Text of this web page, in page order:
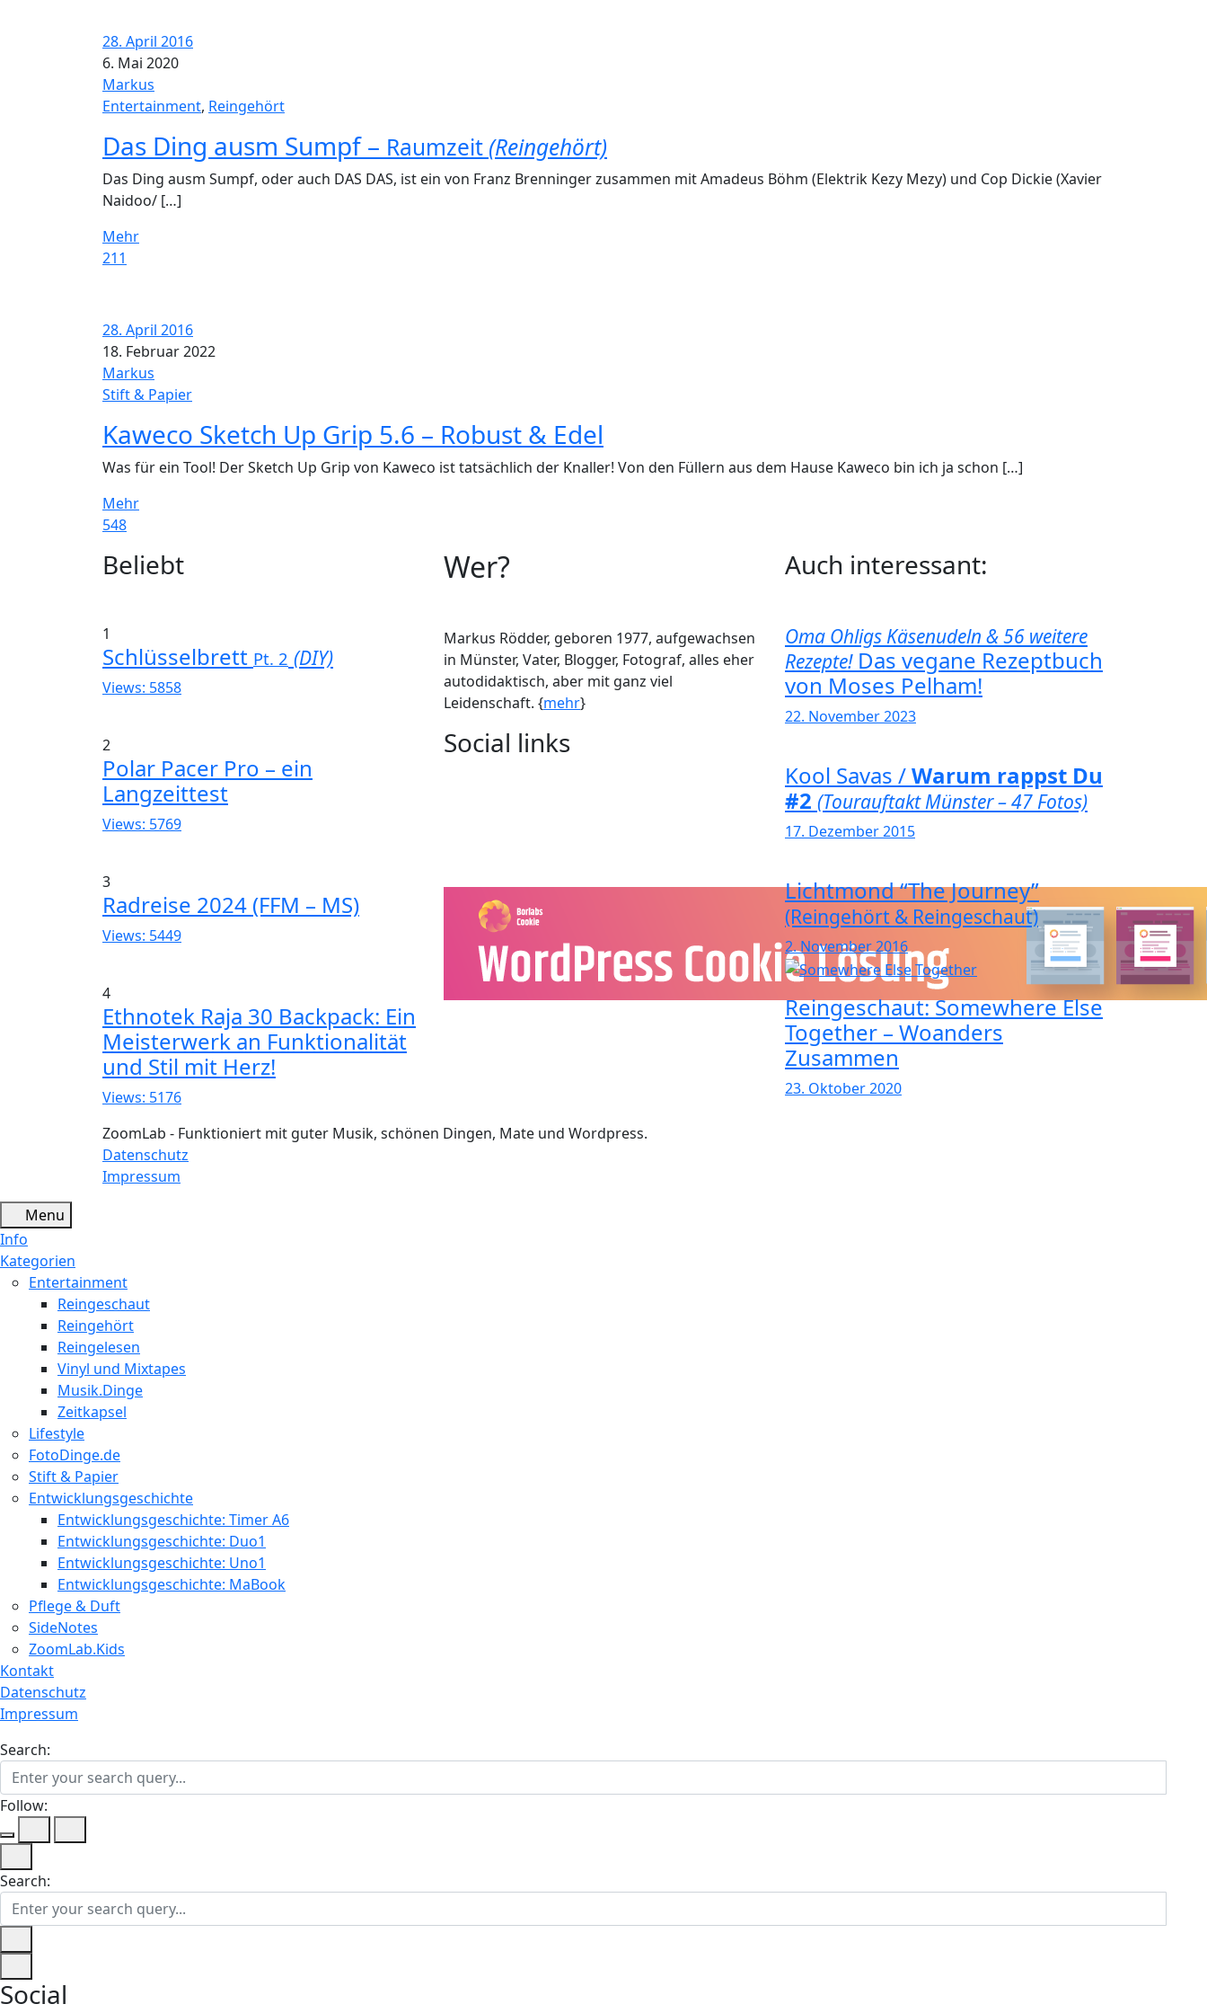
28. April 2016
6. Mai 2020
Markus
Entertainment, Reingehört
Das Ding ausm Sumpf – Raumzeit (Reingehört)
Das Ding ausm Sumpf, oder auch DAS DAS, ist ein von Franz Brenninger zusammen mit Amadeus Böhm (Elektrik Kezy Mezy) und Cop Dickie (Xavier
Naidoo/ […]
Mehr
211
28. April 2016
18. Februar 2022
Markus
Stift & Papier
Kaweco Sketch Up Grip 5.6 – Robust & Edel
Was für ein Tool! Der Sketch Up Grip von Kaweco ist tatsächlich der Knaller! Von den Füllern aus dem Hause Kaweco bin ich ja schon […]
Mehr
548
WidgetsBeliebt
1
Schlüsselbrett Pt. 2 (DIY)
Views: 5858
2
Polar Pacer Pro – ein
Langzeittest
Views: 5769
3
Radreise 2024 (FFM – MS)
Views: 5449
4
Ethnotek Raja 30 Backpack: Ein
Meisterwerk an Funktionalität
und Stil mit Herz!
Views: 5176
Wer?
Markus Rödder, geboren 1977, aufgewachsen
in Münster, Vater, Blogger, Fotograf, alles eher
autodidaktisch, aber mit ganz viel
Leidenschaft. {mehr}
Social links
Auch interessant:
Oma Ohligs Käsenudeln & 56 weitere
Rezepte!Das vegane Rezeptbuch
von Moses Pelham!
22. November 2023
Kool Savas /Warum rappst Du
#2 (Tourauftakt Münster – 47 Fotos)
17. Dezember 2015
Lichtmond “The Journey”
(Reingehört & Reingeschaut)
2. November 2016
Reingeschaut: Somewhere Else
Together – Woanders
Zusammen
23. Oktober 2020
ZoomLab - Funktioniert mit guter Musik, schönen Dingen, Mate und Wordpress.
Datenschutz
Impressum
Menu
Info
Kategorien
Entertainment
Reingeschaut
Reingehört
Reingelesen
Vinyl und Mixtapes
Musik.Dinge
Zeitkapsel
Lifestyle
FotoDinge.de
Stift & Papier
Entwicklungsgeschichte
Entwicklungsgeschichte: Timer A6
Entwicklungsgeschichte: Duo1
Entwicklungsgeschichte: Uno1
Entwicklungsgeschichte: MaBook
Pflege & Duft
SideNotes
ZoomLab.Kids
Kontakt
Datenschutz
Impressum
Search:
Follow:
Search:
Social